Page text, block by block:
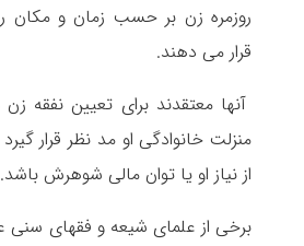
روزمره زن بر حسب زمان و مکان
قرار می دهند.
آنها معتقدند برای تعیین نفقه
منزلت خانوادگی او مد نظر قرار گیرد
از نیاز او یا توان مالی شوهرش باشد.
برخی از علمای شیعه و فقهای سنی